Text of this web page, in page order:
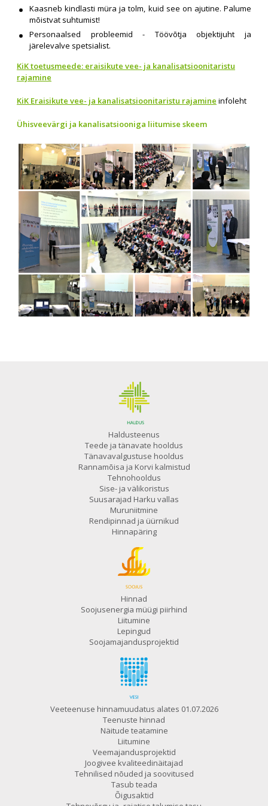
Kaasneb kindlasti müra ja tolm, kuid see on ajutine. Palume
mõistvat suhtumist!
Personaalsed probleemid - Töövõtja objektijuht ja
järelevalve spetsialist.
KiK toetusmeede: eraisikute vee- ja kanalisatsioonitaristu
rajamine
KiK Eraisikute vee- ja kanalisatsioonitaristu rajamine infoleht
Ühisveevärgi ja kanalisatsiooniga liitumise skeem
Haldusteenus
Teede ja tänavate hooldus
Tänavavalgustuse hooldus
Rannamõisa ja Korvi kalmistud
Tehnohooldus
Sise- ja välikoristus
Suusarajad Harku vallas
Muruniitmine
Rendipinnad ja üürnikud
Hinnapäring
Hinnad
Soojusenergia müügi piirhind
Liitumine
Lepingud
Soojamajandusprojektid
Veeteenuse hinnamuudatus alates 01.07.2026
Teenuste hinnad
Näitude teatamine
Liitumine
Veemajandusprojektid
Joogivee kvaliteedinäitajad
Tehnilised nõuded ja soovitused
Tasub teada
Õigusaktid